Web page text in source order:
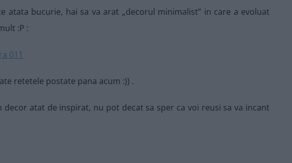
atata bucurie, hai sa va arat „decorul minimalist” in care a evoluat
:P :
retetele postate pana acum :)) .
decor atat de inspirat, nu pot decat sa sper ca voi reusi sa va incant